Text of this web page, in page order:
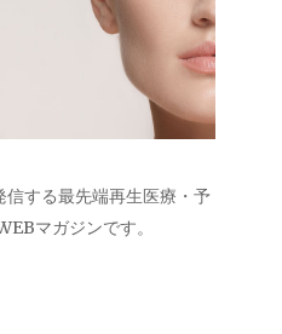
する最先端再生医療・予
マガジンです。